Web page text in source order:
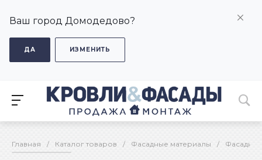
Ваш город Домодедово?
ДА ИЗМЕНИТЬ
Главная / Каталог товаров / Фасадные материалы /